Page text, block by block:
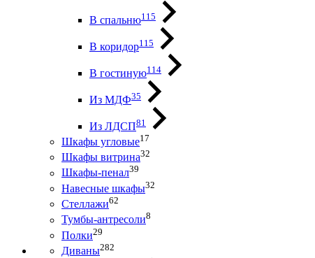
В спальню115
В коридор115
В гостиную114
Из МДФ35
Из ЛДСП81
Шкафы угловые17
Шкафы витрина32
Шкафы-пенал39
Навесные шкафы32
Стеллажи62
Тумбы-антресоли8
Полки29
Диваны282